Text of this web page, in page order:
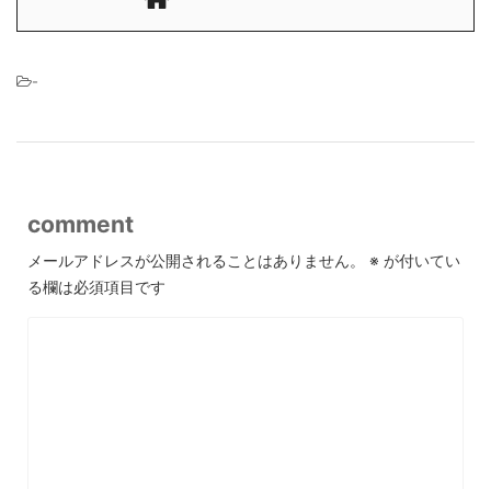
-
comment
メールアドレスが公開されることはありません。 ※ が付いてい
る欄は必須項目です